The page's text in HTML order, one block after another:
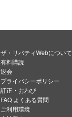
ザ・リバティWebについて
有料購読
退会
プライバシーポリシー
訂正・おわび
FAQ よくある質問
ご利用環境